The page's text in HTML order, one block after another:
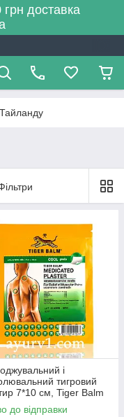
доставка
і
тигровий
7*10 см, Tiger Balm
Plaster Cool, 2 шт.
до відправки